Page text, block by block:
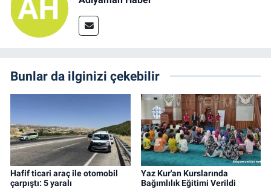
Bunlar da ilginizi çekebilir
Hafif ticari araç ile otomobil
çarpıştı: 5 yaralı
Yaz Kur'an Kurslarında
Bağımlılık Eğitimi Verildi